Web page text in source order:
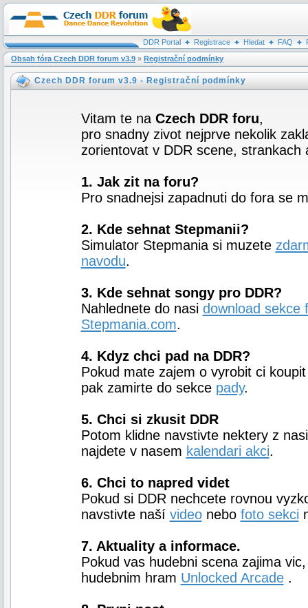
DDR Portal Registrace Hledat FAQ
Obsah fóra Czech DDR forum v3.9 » Registrační podmínky
Czech DDR forum v3.9 - Registrační podmínky
Vitam te na Czech DDR foru,
pro snadny zivot nejprve nekolik
zorientovat v DDR scene, strankach
1. Jak zit na foru?
Pro snadnejsi zapadnuti do fora se
2. Kde sehnat Stepmanii?
Simulator Stepmania si muzete
navodu.
3. Kde sehnat songy pro DDR?
Nahlednete do nasi download sekce
Stepmania.com.
4. Kdyz chci pad na DDR?
Pokud mate zajem o vyrobit ci
pak zamirte do sekce pady.
5. Chci si zkusit DDR
Potom klidne navstivte nektery z
najdete v nasem kalendari akci.
6. Chci to napred videt
Pokud si DDR nechcete rovnou
navstivte naší videonebo foto sekci
7. Aktuality a informace.
Pokud vas hudebni scena zajima
hudebnim hram Unlocked Arcade.